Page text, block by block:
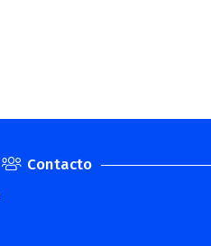
Contacto